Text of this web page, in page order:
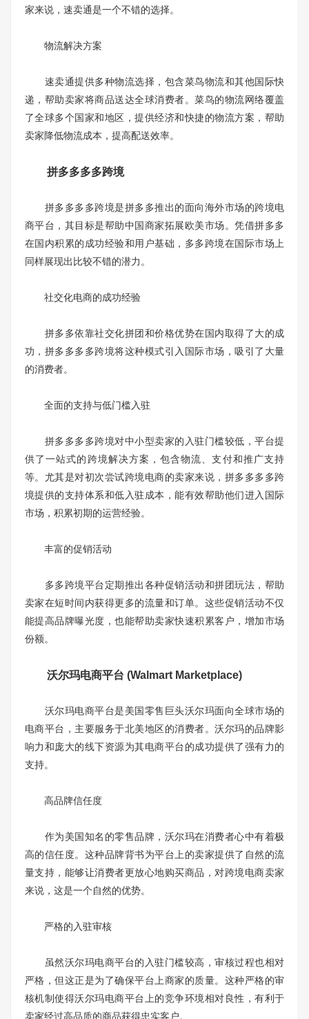
家来说，速卖通是一个不错的选择。
物流解决方案
速卖通提供多种物流选择，包含菜鸟物流和其他国际快
递，帮助卖家将商品送达全球消费者。菜鸟的物流网络覆盖
了全球多个国家和地区，提供经济和快捷的物流方案，帮助
卖家降低物流成本，提高配送效率。
拼多多多多跨境
拼多多多多跨境是拼多多推出的面向海外市场的跨境电
商平台，其目标是帮助中国商家拓展欧美市场。凭借拼多多
在国内积累的成功经验和用户基础，多多跨境在国际市场上
同样展现出比较不错的潜力。
社交化电商的成功经验
拼多多依靠社交化拼团和价格优势在国内取得了大的成
功，拼多多多多跨境将这种模式引入国际市场，吸引了大量
的消费者。
全面的支持与低门槛入驻
拼多多多多跨境对中小型卖家的入驻门槛较低，平台提
供了一站式的跨境解决方案，包含物流、支付和推广支持
等。尤其是对初次尝试跨境电商的卖家来说，拼多多多多跨
境提供的支持体系和低入驻成本，能有效帮助他们进入国际
市场，积累初期的运营经验。
丰富的促销活动
多多跨境平台定期推出各种促销活动和拼团玩法，帮助
卖家在短时间内获得更多的流量和订单。这些促销活动不仅
能提高品牌曝光度，也能帮助卖家快速积累客户，增加市场
份额。
沃尔玛电商平台 (Walmart Marketplace)
沃尔玛电商平台是美国零售巨头沃尔玛面向全球市场的
电商平台，主要服务于北美地区的消费者。沃尔玛的品牌影
响力和庞大的线下资源为其电商平台的成功提供了强有力的
支持。
高品牌信任度
作为美国知名的零售品牌，沃尔玛在消费者心中有着极
高的信任度。这种品牌背书为平台上的卖家提供了自然的流
量支持，能够让消费者更放心地购买商品，对跨境电商卖家
来说，这是一个自然的优势。
严格的入驻审核
虽然沃尔玛电商平台的入驻门槛较高，审核过程也相对
严格，但这正是为了确保平台上商家的质量。这种严格的审
核机制使得沃尔玛电商平台上的竞争环境相对良性，有利于
卖家经过高品质的商品获得忠实客户。